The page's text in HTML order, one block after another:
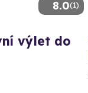
8.0(1)
výlet do